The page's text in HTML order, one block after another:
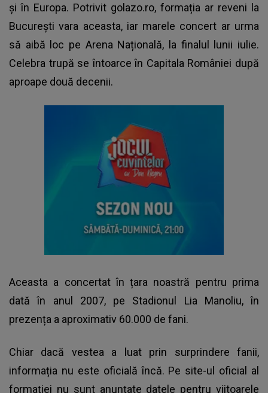
și în Europa. Potrivit golazo.ro, formația ar reveni la
București vara aceasta, iar marele concert ar urma
să aibă loc pe Arena Națională, la finalul lunii iulie.
Celebra trupă se întoarce în Capitala României după
aproape două decenii.
Aceasta a concertat în țara noastră pentru prima
dată în anul 2007, pe Stadionul Lia Manoliu, în
prezența a aproximativ 60.000 de fani.
Chiar dacă vestea a luat prin surprindere fanii,
informația nu este oficială încă. Pe site-ul oficial al
formației nu sunt anunțate datele pentru viitoarele